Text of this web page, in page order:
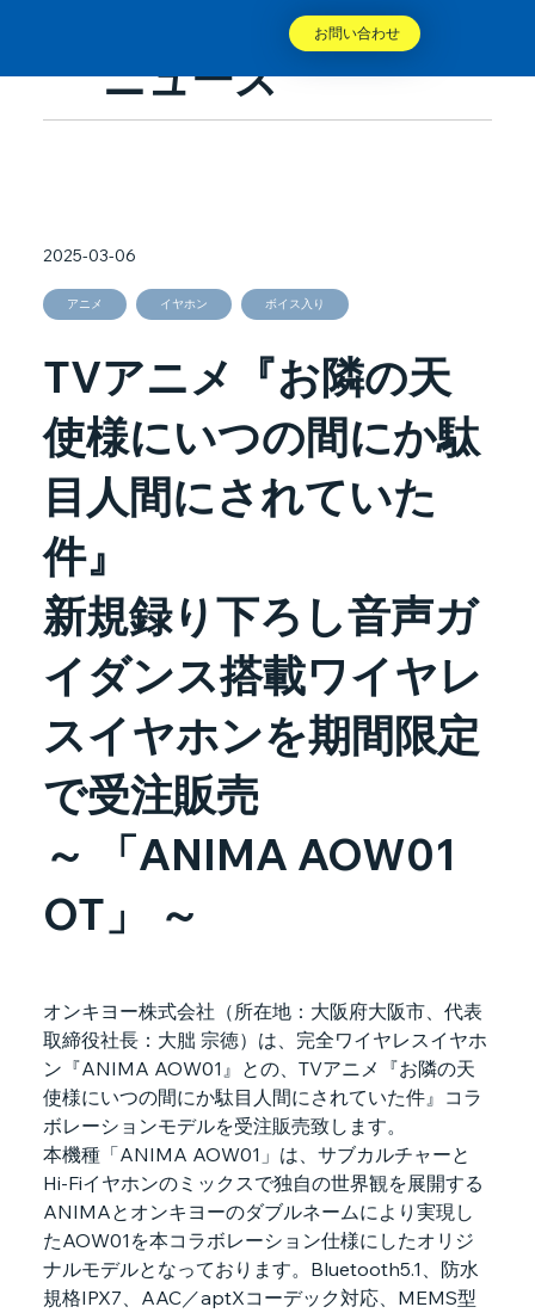
お問い合わせ
ニュース
TVアニメ『お隣の天
使様にいつの間にか駄
目人間にされていた
件』
新規録り下ろし音声ガ
イダンス搭載ワイヤレ
スイヤホンを期間限定
で受注販売
～ 「ANIMA AOW01
OT」 ～
アニメ イヤホン ボイス入り
2025-03-06
オンキヨー株式会社（所在地：大阪府大阪市、代表
取締役社長：大朏 宗徳）は、完全ワイヤレスイヤホ
ン『ANIMA AOW01』との、TVアニメ『お隣の天
使様にいつの間にか駄目人間にされていた件』コラ
ボレーションモデルを受注販売致します。
本機種「ANIMA AOW01」は、サブカルチャーと
Hi-Fiイヤホンのミックスで独自の世界観を展開する
ANIMAとオンキヨーのダブルネームにより実現し
たAOW01を本コラボレーション仕様にしたオリジ
ナルモデルとなっております。Bluetooth5.1、防水
規格IPX7、AAC／aptXコーデック対応、MEMS型